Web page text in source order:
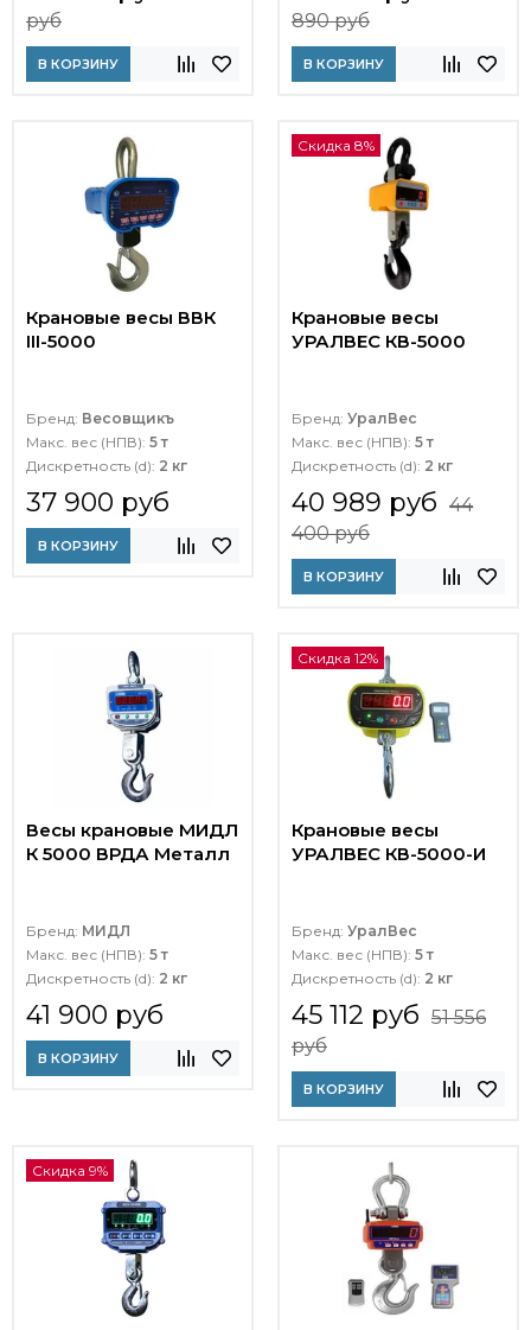
руб
В КОРЗИНУ
890 руб
В КОРЗИНУ
Крановые весы ВВК
III-5000
Бренд: Весовщикъ
Макс. вес (НПВ): 5 т
Дискретность (d): 2 кг
37 900 руб
В КОРЗИНУ
Скидка 8%
Крановые весы
УРАЛВЕС КВ-5000
Бренд: УралВес
Макс. вес (НПВ): 5 т
Дискретность (d): 2 кг
40 989 руб 44
400 руб
В КОРЗИНУ
Весы крановые МИДЛ
К 5000 ВРДА Металл
Бренд: МИДЛ
Макс. вес (НПВ): 5 т
Дискретность (d): 2 кг
41 900 руб
В КОРЗИНУ
Скидка 12%
Крановые весы
УРАЛВЕС КВ-5000-И
Бренд: УралВес
Макс. вес (НПВ): 5 т
Дискретность (d): 2 кг
45 112 руб 51 556
руб
В КОРЗИНУ
Скидка 9%